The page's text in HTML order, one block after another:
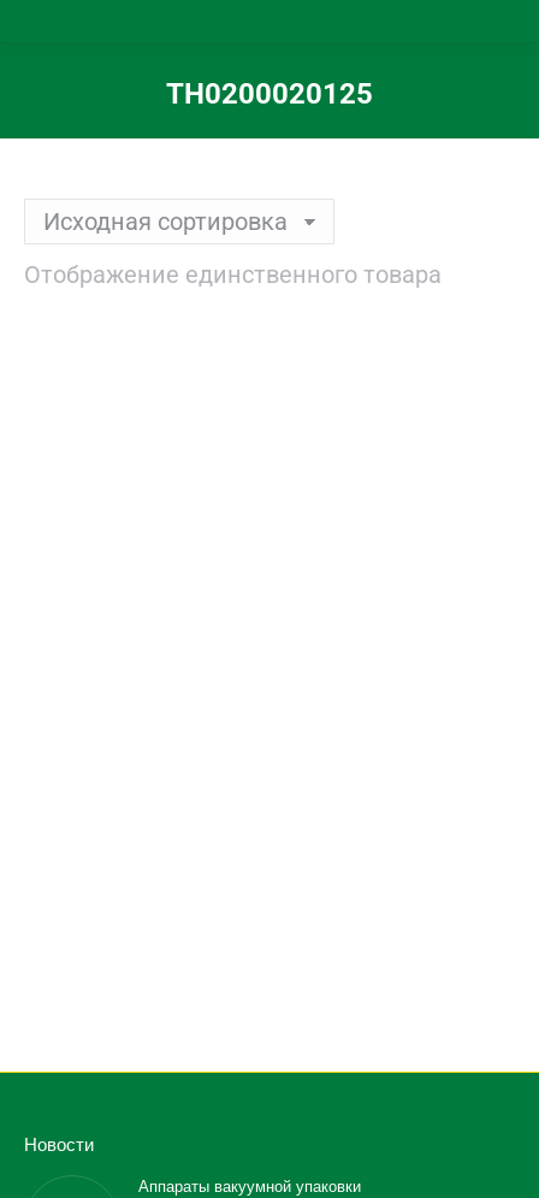
TH0200020125
Вы здесь:
Отображение единственного товара
Новости
Аппараты вакуумной упаковки